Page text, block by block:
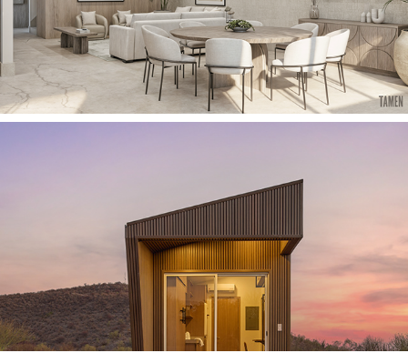
CASA TW
TINY HOUSE